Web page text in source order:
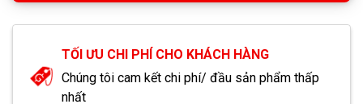
TỐI ƯU CHI PHÍ CHO KHÁCH HÀNG
Chúng tôi cam kết chi phí/ đầu sản phẩm thấp
nhất